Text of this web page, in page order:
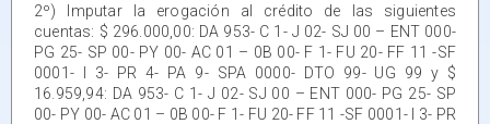
2º) Imputar la erogación al crédito de las siguientes
cuentas: $ 296.000,00: DA 953- C 1- J 02- SJ 00 – ENT 000-
PG 25- SP 00- PY 00- AC 01 – 0B 00- F 1- FU 20- FF 11 -SF
0001- I 3- PR 4- PA 9- SPA 0000- DTO 99- UG 99 y $
16.959,94: DA 953- C 1- J 02- SJ 00 – ENT 000- PG 25- SP
00- PY 00- AC 01 – 0B 00- F 1- FU 20- FF 11 -SF 0001- I 3- PR